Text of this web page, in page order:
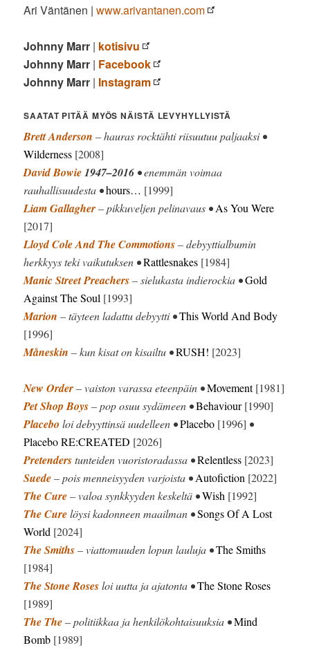
Ari Väntänen |www.arivantanen.com
Johnny Marr | kotisivu
Johnny Marr | Facebook
Johnny Marr | Instagram
SAATAT PITÄÄ MYÖS NÄISTÄ LEVYHYLLYISTÄ
Brett Anderson – hauras rocktähti riisuutuu paljaaksi •
Wilderness [2008]
David Bowie1947–2016 • enemmän voimaa
rauhallisuudesta •hours… [1999]
Liam Gallagher– pikkuveljen pelinavaus •As You Were
[2017]
Lloyd Cole And The Commotions– debyyttialbumin
herkkyys teki vaikutuksen •Rattlesnakes [1984]
Manic Street Preachers– sielukasta indierockia •Gold
Against The Soul [1993]
Marion – täyteen ladattu debyytti •This World And Body
[1996]
Måneskin – kun kisat on kisailtu •RUSH! [2023]
New Order– vaiston varassa eteenpäin •Movement[1981]
Pet Shop Boys– pop osuu sydämeen •Behaviour[1990]
Placebo loi debyyttinsä uudelleen •Placebo [1996] •
Placebo RE:CREATED [2026]
Pretenderstunteiden vuoristoradassa •Relentless [2023]
Suede– pois menneisyyden varjoista •Autofiction [2022]
The Cure– valoa synkkyyden keskeltä •Wish [1992]
The Curelöysi kadonneen maailman •Songs Of A Lost
World [2024]
The Smiths– viattomuuden lopun lauluja •The Smiths
[1984]
The Stone Rosesloi uutta ja ajatonta •The Stone Roses
[1989]
The The– politiikkaa ja henkilökohtaisuuksia •Mind
Bomb [1989]